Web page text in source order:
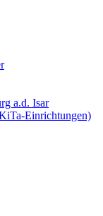
a.d. Isar
Einrichtungen)